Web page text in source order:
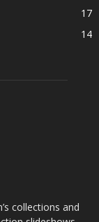
17
14
collections and